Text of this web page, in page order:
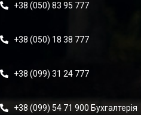
+38 (050) 83 95 777
+38 (050) 18 38 777
+38 (099) 31 24 777
+38 (099) 54 71 900 Бухгалтерія